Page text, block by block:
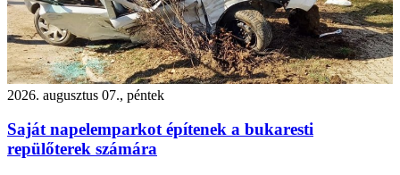
2026. augusztus 07., péntek
Saját napelemparkot építenek a bukaresti
repülőterek számára